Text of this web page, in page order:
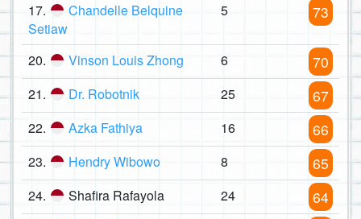
17.
Chandelle Belquine
Setiaw
5 73
20. Vinson Louis Zhong 6 70
21. Dr. Robotnik 25 67
22. Azka Fathiya 16 66
23. Hendry Wibowo 8 65
24. Shafira Rafayola 24 64